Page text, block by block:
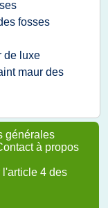
fosses
de luxe
maur des
générales
à propos
l'article 4 des